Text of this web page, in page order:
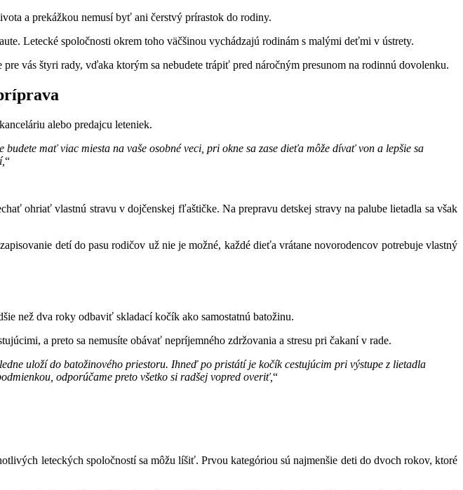
a prekážkou nemusí byť ani čerstvý prírastok do rodiny.
Letecké spoločnosti okrem toho väčšinou vychádzajú rodinám s malými deťmi v ústrety.
vás štyri rady, vďaka ktorým sa nebudete trápiť pred náročným presunom na rodinnú dovolenku.
alebo predajcu leteniek.
mať viac miesta na vaše osobné veci, pri okne sa zase dieťa môže dívať von a lepšie sa
“
ohriať vlastnú stravu v dojčenskej fľaštičke. Na prepravu detskej stravy na palube lietadla sa však
detí do pasu rodičov už nie je možné, každé dieťa vrátane novorodencov potrebuje vlastný
než dva roky odbaviť skladací kočík ako samostatnú batožinu.
a preto sa nemusíte obávať nepríjemného zdržovania a stresu pri čakaní v rade.
uloží do batožinového priestoru. Ihneď po pristátí je kočík cestujúcim pri výstupe z lietadla
odporúčame preto všetko si radšej vopred overiť,“
leteckých spoločností sa môžu líšiť. Prvou kategóriou sú najmenšie deti do dvoch rokov, ktoré